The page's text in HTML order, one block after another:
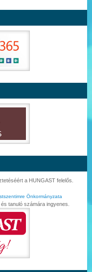
a HUNGAST felelős.
Önkormányzata
tanuló számára ingyenes.